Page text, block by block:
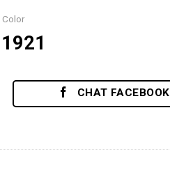
Color
CHAT FACEBOOK